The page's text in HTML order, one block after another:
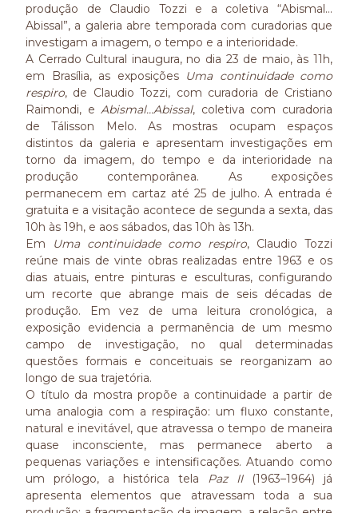
produção de Claudio Tozzi e a coletiva “Abismal…
Abissal”, a galeria abre temporada com curadorias que
investigam a imagem, o tempo e a interioridade.
A Cerrado Cultural inaugura, no dia 23 de maio, às 11h,
em Brasília, as exposições Uma continuidade como
respiro, de Claudio Tozzi, com curadoria de Cristiano
Raimondi, eAbismal…Abissal, coletiva com curadoria
de Tálisson Melo. As mostras ocupam espaços
distintos da galeria e apresentam investigações em
torno da imagem, do tempo e da interioridade na
produção contemporânea. As exposições
permanecem em cartaz até 25 de julho. A entrada é
gratuita e a visitação acontece de segunda a sexta, das
10h às 19h, e aos sábados, das 10h às 13h.
Em
Uma continuidade como respiro, Claudio Tozzi
reúne mais de vinte obras realizadas entre 1963 e os
dias atuais, entre pinturas e esculturas, configurando
um recorte que abrange mais de seis décadas de
produção. Em vez de uma leitura cronológica, a
exposição evidencia a permanência de um mesmo
campo de investigação, no qual determinadas
questões formais e conceituais se reorganizam ao
longo de sua trajetória.
O título da mostra propõe a continuidade a partir de
uma analogia com a respiração: um fluxo constante,
natural e inevitável, que atravessa o tempo de maneira
quase inconsciente, mas permanece aberto a
pequenas variações e intensificações. Atuando como
um prólogo, a histórica tela Paz II(1963–1964) já
apresenta elementos que atravessam toda a sua